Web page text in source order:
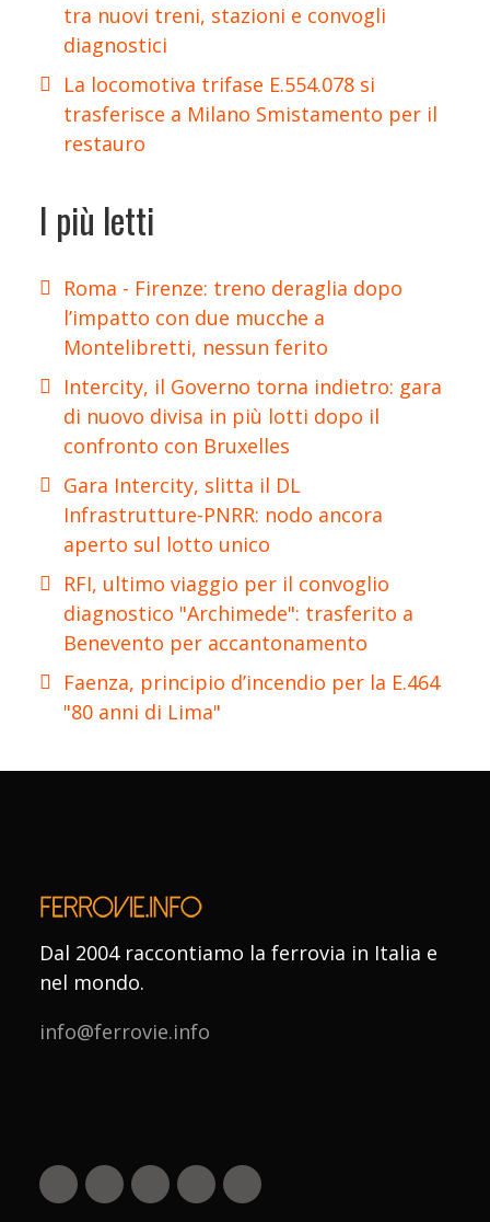
tra nuovi treni, stazioni e convogli
diagnostici
La locomotiva trifase E.554.078 si
trasferisce a Milano Smistamento per il
restauro
I più letti
Roma - Firenze: treno deraglia dopo
l’impatto con due mucche a
Montelibretti, nessun ferito
Intercity, il Governo torna indietro: gara
di nuovo divisa in più lotti dopo il
confronto con Bruxelles
Gara Intercity, slitta il DL
Infrastrutture-PNRR: nodo ancora
aperto sul lotto unico
RFI, ultimo viaggio per il convoglio
diagnostico "Archimede": trasferito a
Benevento per accantonamento
Faenza, principio d’incendio per la E.464
"80 anni di Lima"
Dal 2004 raccontiamo la ferrovia in Italia e
nel mondo.
info@ferrovie.info